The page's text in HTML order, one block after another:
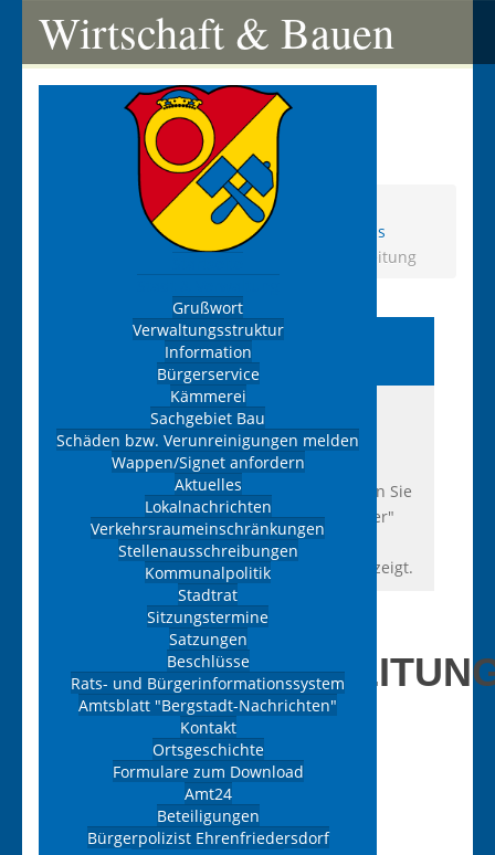
Wirtschaft & Bauen
Grußwort
Verwaltungsstruktur
Information
Bürgerservice
Kämmerei
Sachgebiet Bau
Schäden bzw. Verunreinigungen melden
Wappen/Signet anfordern
Aktuelles
Lokalnachrichten
Verkehrsraumeinschränkungen
Stellenausschreibungen
Kommunalpolitik
Stadtrat
Sitzungstermine
Satzungen
Beschlüsse
Rats- und Bürgerinformationssystem
Amtsblatt "Bergstadt-Nachrichten"
Kontakt
Ortsgeschichte
Formulare zum Download
Amt24
Beteiligungen
Bürgerpolizist Ehrenfriedersdorf
Aktuelle Seite: Startseite
Wirtschaft & Bauen
Branchenverzeichnis
Rat / Hilfe / Soziales
HiLFe - Alltagsbegleitung
Branchenverzeichnis
Ehrenfriedersdorf
Hier finden Sie eine Übersicht der
eingetragenen Gewerbe der Stadt
Ehrenfriedersdorf. Die Liste kann unter
Umständen nicht vollständig sein. Wählen Sie
die entsprechende Kateogrie neben "Filter"
aus. Ihnen werden dann nur noch
Unternehmen aus dieser Kategorie angezeigt.
HILFE -
HiLFe -
Alltagsbegleitung
Kategorie:Rat / Hilfe / Soziales